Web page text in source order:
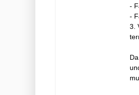
-
-
3.